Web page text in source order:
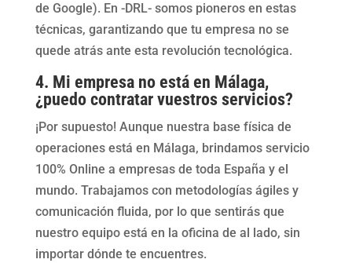
de Google). En -DRL- somos pioneros en estas
técnicas, garantizando que tu empresa no se
quede atrás ante esta revolución tecnológica.
4. Mi empresa no está en Málaga,
¿puedo contratar vuestros servicios?
¡Por supuesto! Aunque nuestra base física de
operaciones está en Málaga, brindamos servicio
100% Online a empresas de toda España y el
mundo. Trabajamos con metodologías ágiles y
comunicación fluida, por lo que sentirás que
nuestro equipo está en la oficina de al lado, sin
importar dónde te encuentres.